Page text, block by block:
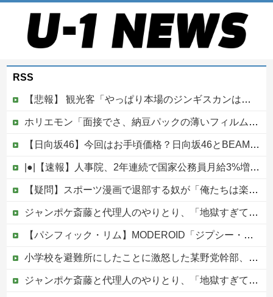
RSS
【悲報】 観光客「やっぱり本場のジンギスカンは美味い！」道民ワイ「ぷっｗｗｗｗ」
ホリエモン「面接でさ、納豆パックの薄いフィルムって何のために入っていの？って聞くわけ」
【日向坂46】今回はお手頃価格？日向坂46とBEAMSのコラボが決定！！
|●|【速報】人事院、2年連続で国家公務員月給3%増の「1万5056円」引き上げ勧告 2年で6%超え
【疑問】スポーツ漫画で退部する奴が「俺たちは楽しくやりたかったんだよ」って言い出す理由ｗｗｗｗｗ他
ジャンポケ斎藤と代理人のやりとり、「地獄すぎて完全にコントになってる……」と衝撃を受ける人が続出中
【パシフィック・リム】MODEROID「ジプシー・デンジャー」プラモデル【10日予約開始】
小学校を避難所にしたことに激怒した某野党幹部、僅か3文字で論破される偉業を達成してしまい……
ジャンポケ斎藤と代理人のやりとり、「地獄すぎて完全にコントになってる……」と衝撃を受ける人が続出中